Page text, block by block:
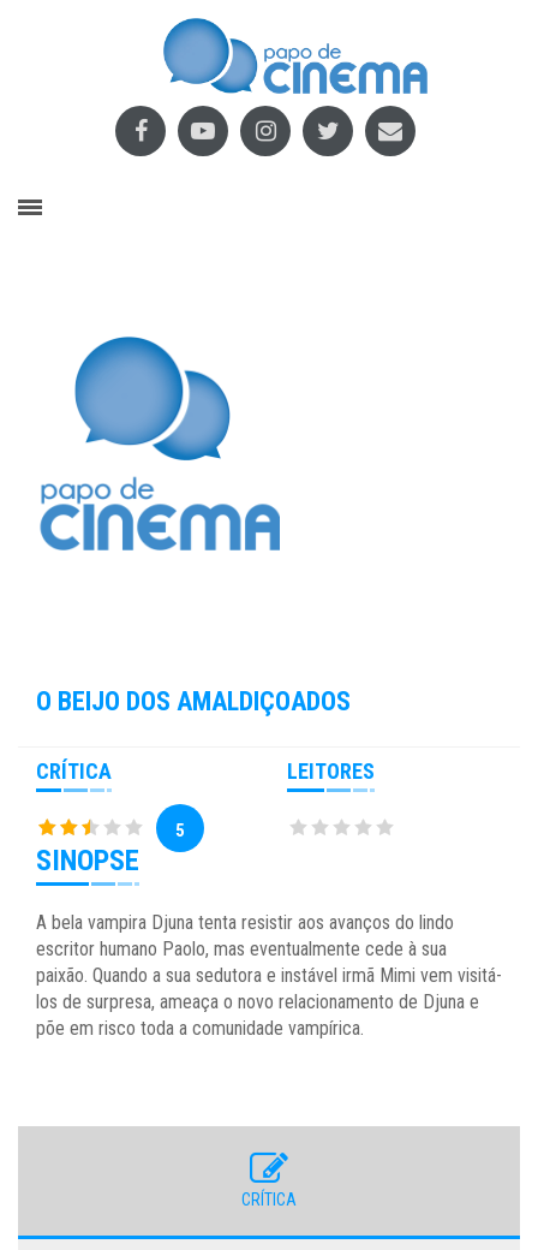
O BEIJO DOS AMALDIÇOADOS
CRÍTICA
5
LEITORES
SINOPSE
A bela vampira Djuna tenta resistir aos avanços do lindo
escritor humano Paolo, mas eventualmente cede à sua
paixão. Quando a sua sedutora e instável irmã Mimi vem visitá-
los de surpresa, ameaça o novo relacionamento de Djuna e
põe em risco toda a comunidade vampírica.
CRÍTICA